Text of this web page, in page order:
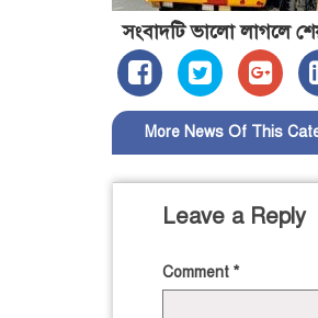
সংবাদটি ভালো লাগলে
More News Of This
Leave a Reply
Comment *